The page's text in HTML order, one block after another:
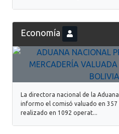
Economía
La directora nacional de la
informo el comisó valuado en
realizado en 1092 operat...